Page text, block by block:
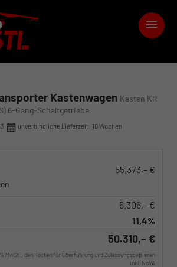
Kastenwagen Kasten KR
6-Gang-Schaltgetriebe
unverbindliche Lieferzeit: 10 Wochen
55.373,– €
6.306,– €
11,4%
50.310,– €
MwSt., den Kosten für Überführung und Zulassungspapieren
inkl. NoVA